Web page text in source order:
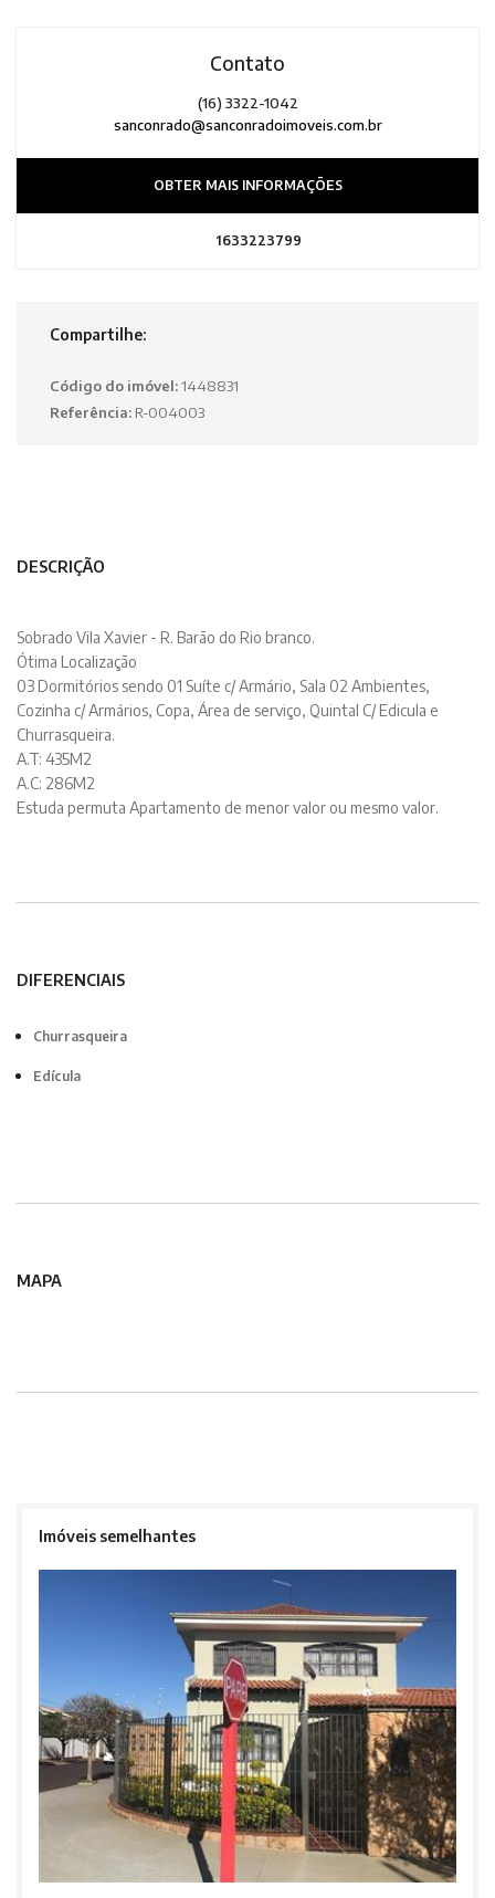
Contato
(16) 3322-1042
sanconrado@sanconradoimoveis.com.br
OBTER MAIS INFORMAÇÕES
1633223799
Compartilhe:
Código do imóvel:1448831
Referência: R-004003
DESCRIÇÃO
Sobrado Vila Xavier - R. Barão do Rio branco.
Ótima Localização
03 Dormitórios sendo 01 Suíte c/ Armário, Sala 02 Ambientes,
Cozinha c/ Armários, Copa, Área de serviço, Quintal C/ Edicula e
Churrasqueira.
A.T: 435M2
A.C: 286M2
Estuda permuta Apartamento de menor valor ou mesmo valor.
DIFERENCIAIS
Churrasqueira
Edícula
MAPA
Imóveis semelhantes